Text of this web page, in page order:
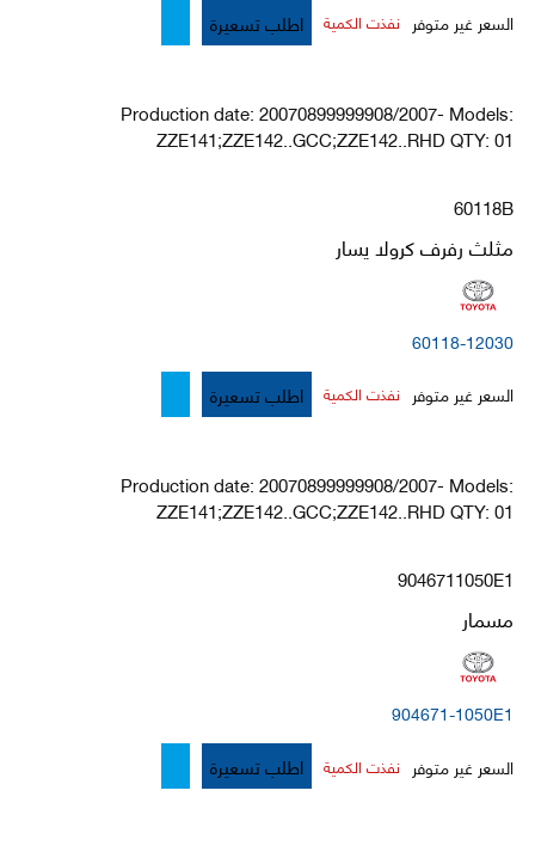
السعر غير متوفر نفذت الكمية اطلب تسعيرة
Production date: 20070899999908/2007- Models:
ZZE141;ZZE142..GCC;ZZE142..RHD QTY: 01
60118B
مثلث رفرف كرولا يسار
60118-12030
السعر غير متوفر نفذت الكمية اطلب تسعيرة
Production date: 20070899999908/2007- Models:
ZZE141;ZZE142..GCC;ZZE142..RHD QTY: 01
9046711050E1
مسمار
904671-1050E1
السعر غير متوفر نفذت الكمية اطلب تسعيرة